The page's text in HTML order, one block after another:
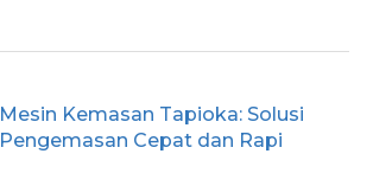
Mesin Kemasan Tapioka: Solusi
Pengemasan Cepat dan Rapi